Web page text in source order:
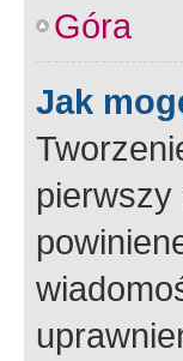
Góra
Jak
pierwszy